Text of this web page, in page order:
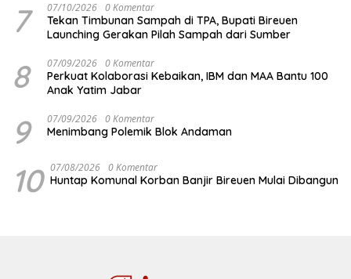
7 07/10/2026 0 Komentar
Tekan Timbunan Sampah di TPA, Bupati Bireuen
Launching Gerakan Pilah Sampah dari Sumber
8 07/09/2026 0 Komentar
Perkuat Kolaborasi Kebaikan, IBM dan MAA Bantu 100
Anak Yatim Jabar
9 07/09/2026 0 Komentar
Menimbang Polemik Blok Andaman
10 07/08/2026 0 Komentar
Huntap Komunal Korban Banjir Bireuen Mulai Dibangun